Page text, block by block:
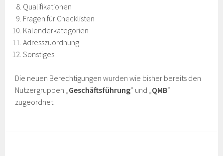
Qualifikationen
Fragen für Checklisten
Kalenderkategorien
Adresszuordnung
Sonstiges
Die neuen Berechtigungen wurden wie bisher bereits den
Nutzergruppen „ Geschäftsführung“ und „ QMB“
zugeordnet.